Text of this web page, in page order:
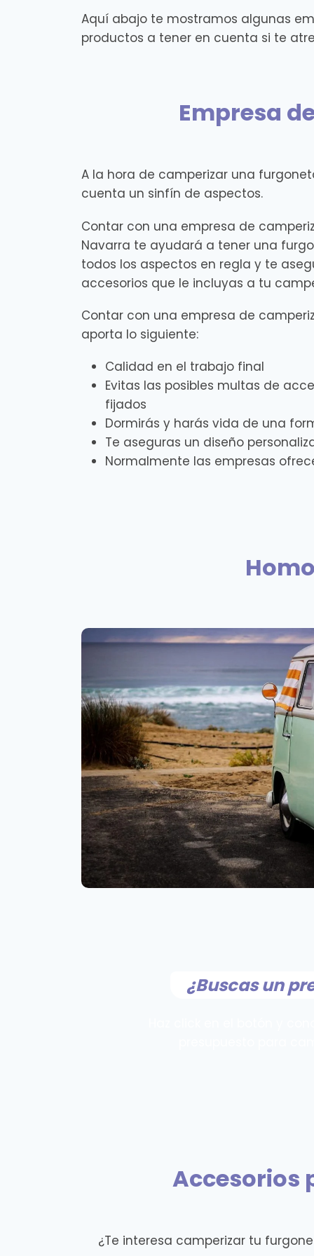
Aquí abajo te mostramos algunas
productos a tener en cuenta si te
Empresa
A la hora de camperizar una
cuenta un sinfín de aspectos.
Contar con una empresa de
Navarra te ayudará a tener una
todos los aspectos en regla y te
accesorios que le incluyas a tu
Contar con una empresa de
aporta lo siguiente:
Calidad en el trabajo final
Evitas las posibles multas de
fijados
Dormirás y harás vida de una
Te aseguras un diseño
Normalmente las empresas
¿Buscas un
Accesorios
¿Te interesa camperizar tu